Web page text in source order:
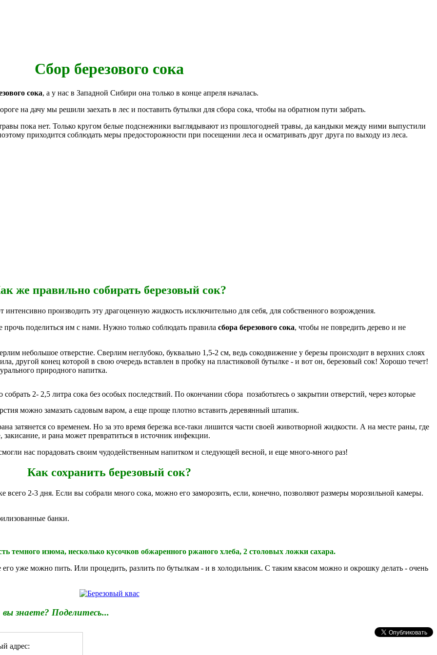
Сбор березового сока
сока, а у нас в Западной Сибири она только в конце апреля началась.
на дачу мы решили заехать в лес и поставить бутылки для сбора сока, чтобы на обратном пути забрать.
пока нет. Только кругом белые подснежники выглядывают из прошлогодней травы, да кандыки между ними выпустили
приходится соблюдать меры предосторожности при посещении леса и осматривать друг друга по выходу из леса.
же правильно собирать березовый сок?
производить эту драгоценную жидкость исключительно для себя, для собственного возрождения.
прочь поделиться им с нами. Нужно только соблюдать правила сбора березового сока, чтобы не повредить дерево и не
небольшое отверстие. Сверлим неглубоко, буквально 1,5-2 см, ведь сокодвижение у березы происходит в верхних слоях
другой конец которой в свою очередь вставлен в пробку на пластиковой бутылке - и вот он, березовый сок! Хорошо течет!
природного напитка.
2- 2,5 литра сока без особых последствий. По окончании сбора позаботьтесь о закрытии отверстий, через которые
можно замазать садовым варом, а еще проще плотно вставить деревянный штапик.
затянется со временем. Но за это время березка все-таки лишится части своей животворной жидкости. А на месте раны, где
закисание, и рана может превратиться в источник инфекции.
нас порадовать своим чудодейственным напитком и следующей весной, и еще много-много раз!
Как сохранить березовый сок?
2-3 дня. Если вы собрали много сока, можно его заморозить, если, конечно, позволяют размеры морозильной камеры.
банки.
темного изюма, несколько кусочков обжаренного ржаного хлеба, 2 столовых ложки сахара.
уже можно пить. Или процедить, разлить по бутылкам - и в холодильник. С таким квасом можно и окрошку делать - очень
вы знаете? Поделитесь...
адрес: